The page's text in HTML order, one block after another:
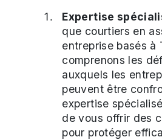
Expertise
que courtiers en
entreprise basés à
comprenons les
auxquels les
peuvent être
expertise
de vous offrir des
pour protéger